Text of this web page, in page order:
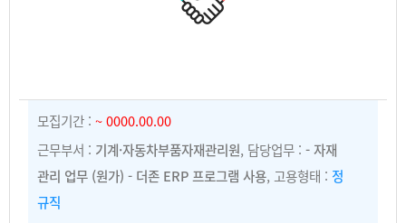
모집기간 : ~ 0000.00.00
근무부서 : 기계·자동차부품자재관리원, 담당업무 : - 자재
관리 업무 (원가) - 더존 ERP 프로그램 사용, 고용형태 : 정
규직